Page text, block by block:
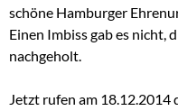
schöne Hamburger
Einen Imbiss gab es nicht,
nachgeholt.
Jetzt rufen am